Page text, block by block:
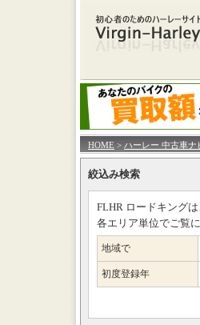
HOME > ハーレー 中古車ナ
絞込み検索
FLHR ロードキング
各エリア単位でご覧
地域で
初度登録年